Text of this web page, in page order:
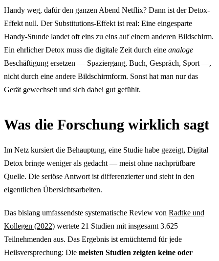
Handy weg, dafür den ganzen Abend Netflix? Dann ist der Detox-
Effekt null. Der Substitutions-Effekt ist real: Eine eingesparte
Handy-Stunde landet oft eins zu eins auf einem anderen Bildschirm.
Ein ehrlicher Detox muss die digitale Zeit durch eine analoge
Beschäftigung ersetzen — Spaziergang, Buch, Gespräch, Sport —,
nicht durch eine andere Bildschirmform. Sonst hat man nur das
Gerät gewechselt und sich dabei gut gefühlt.
Was die Forschung wirklich sagt
Im Netz kursiert die Behauptung, eine Studie habe gezeigt, Digital
Detox bringe weniger als gedacht — meist ohne nachprüfbare
Quelle. Die seriöse Antwort ist differenzierter und steht in den
eigentlichen Übersichtsarbeiten.
Das bislang umfassendste systematische Review von Radtke und
Kollegen (2022) wertete 21 Studien mit insgesamt 3.625
Teilnehmenden aus. Das Ergebnis ist ernüchternd für jede
Heilsversprechung: Die meisten Studien zeigten keine oder